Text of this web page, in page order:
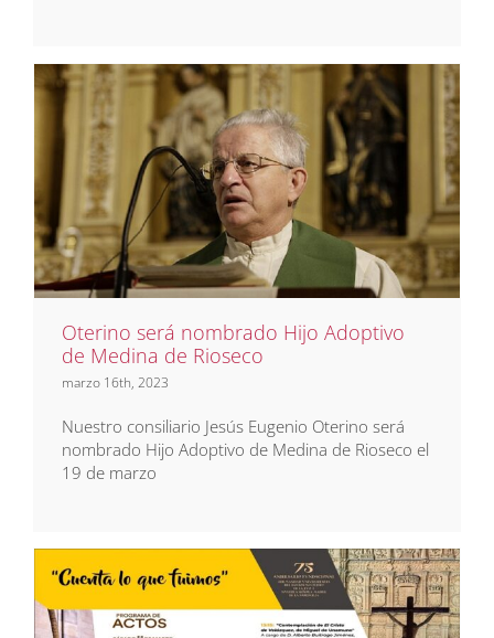
Oterino será nombrado Hijo
Adoptivo de Medina de
Rioseco
Noticias Prensa
Oterino será nombrado Hijo Adoptivo
de Medina de Rioseco
marzo 16th, 2023
Nuestro consiliario Jesús Eugenio Oterino será
nombrado Hijo Adoptivo de Medina de Rioseco el
19 de marzo